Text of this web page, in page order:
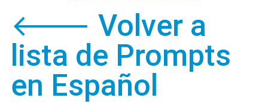
🡐 Volver a
lista de Prompts
en Español